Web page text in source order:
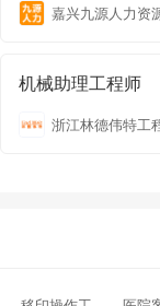
机械助理工程师